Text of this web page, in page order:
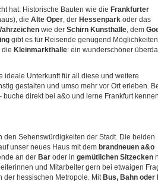
hat: Historische Bauten wie die Frankfurter
die Alte Oper, der Hessenpark oder das
wie der Schirn Kunsthalle, dem
gibt es für Reisende genügend
die Kleinmarkthalle: ein wunderschöner
ideale Unterkunft für all diese und weitere
gestalten und umso mehr vor Ort erleben.
direkt bei a&o und lerne Frankfurt
den Sehenswürdigkeiten der Stadt. Die beiden
unser neues Haus mit dem brandneuen a&o
an der Bar oder in gemütlichen Sitzecken
und Mitarbeiter gern bei etwaigen
der hessischen Metropole. Mit Bus, Bahn oder